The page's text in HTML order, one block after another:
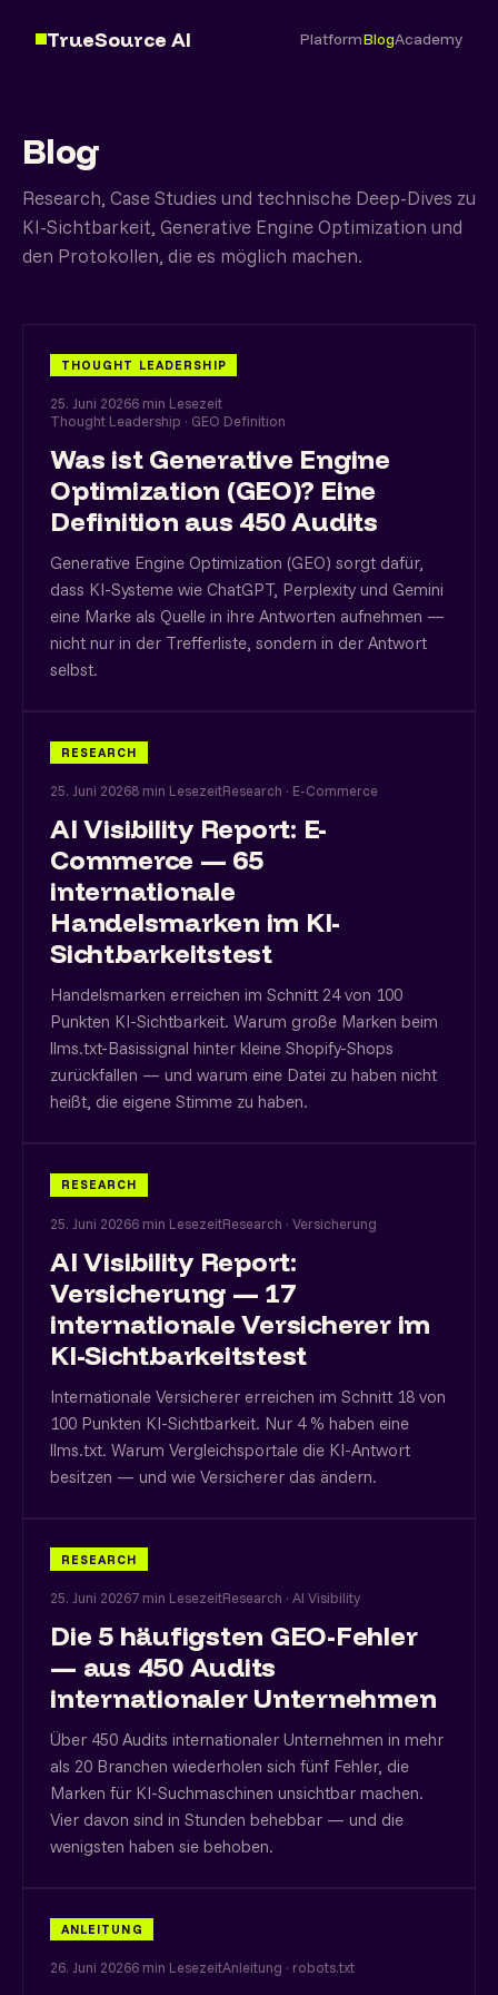
TrueSource AI PlatformBlogAcademy
Blog
Research, Case Studies und technische Deep-Dives zu
KI-Sichtbarkeit, Generative Engine Optimization und
den Protokollen, die es möglich machen.
THOUGHT LEADERSHIP
25. Juni 20266 min Lesezeit
Thought Leadership · GEO Definition
Was ist Generative Engine
Optimization (GEO)? Eine
Definition aus 450 Audits
Generative Engine Optimization (GEO) sorgt dafür,
dass KI-Systeme wie ChatGPT, Perplexity und Gemini
eine Marke als Quelle in ihre Antworten aufnehmen —
nicht nur in der Trefferliste, sondern in der Antwort
selbst.
RESEARCH
25. Juni 20268 min LesezeitResearch · E-Commerce
AI Visibility Report: E-
Commerce — 65
internationale
Handelsmarken im KI-
Sichtbarkeitstest
Handelsmarken erreichen im Schnitt 24 von 100
Punkten KI-Sichtbarkeit. Warum große Marken beim
llms.txt-Basissignal hinter kleine Shopify-Shops
zurückfallen — und warum eine Datei zu haben nicht
heißt, die eigene Stimme zu haben.
RESEARCH
25. Juni 20266 min LesezeitResearch · Versicherung
AI Visibility Report:
Versicherung — 17
internationale Versicherer im
KI-Sichtbarkeitstest
Internationale Versicherer erreichen im Schnitt 18 von
100 Punkten KI-Sichtbarkeit. Nur 4 % haben eine
llms.txt. Warum Vergleichsportale die KI-Antwort
besitzen — und wie Versicherer das ändern.
RESEARCH
25. Juni 20267 min LesezeitResearch · AI Visibility
Die 5 häufigsten GEO-Fehler
— aus 450 Audits
internationaler Unternehmen
Über 450 Audits internationaler Unternehmen in mehr
als 20 Branchen wiederholen sich fünf Fehler, die
Marken für KI-Suchmaschinen unsichtbar machen.
Vier davon sind in Stunden behebbar — und die
wenigsten haben sie behoben.
ANLEITUNG
26. Juni 20266 min LesezeitAnleitung · robots.txt